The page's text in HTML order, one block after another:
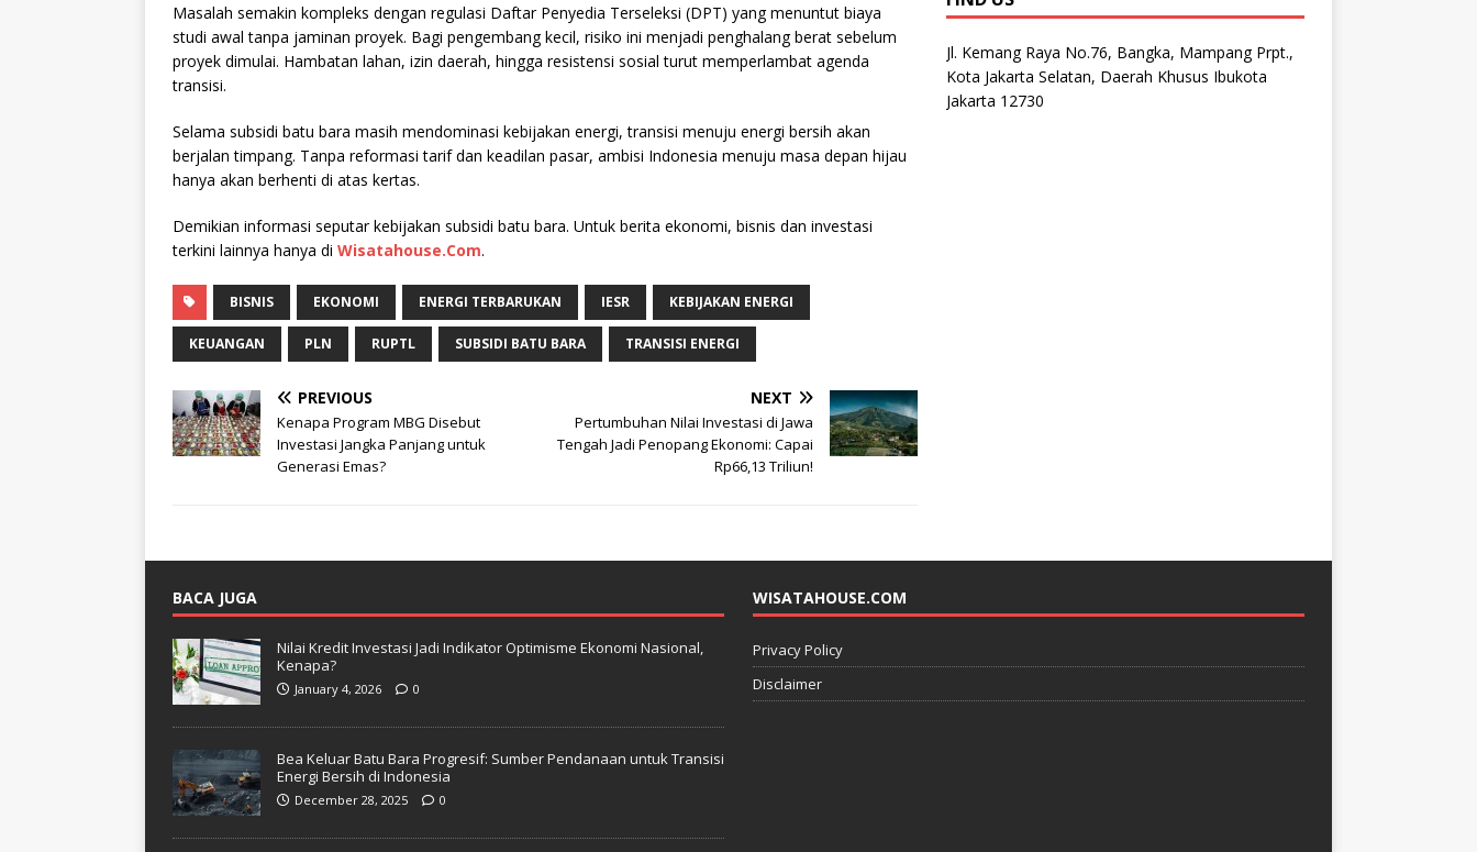
Masalah semakin kompleks dengan regulasi Daftar Penyedia Terseleksi (DPT) yang menuntut biaya
studi awal tanpa jaminan proyek. Bagi pengembang kecil, risiko ini menjadi penghalang berat sebelum
proyek dimulai. Hambatan lahan, izin daerah, hingga resistensi sosial turut memperlambat agenda
transisi.
Selama subsidi batu bara masih mendominasi kebijakan energi, transisi menuju energi bersih akan
berjalan timpang. Tanpa reformasi tarif dan keadilan pasar, ambisi Indonesia menuju masa depan hijau
hanya akan berhenti di atas kertas.
Demikian informasi seputar kebijakan subsidi batu bara. Untuk berita ekonomi, bisnis dan investasi
terkini lainnya hanya di Wisatahouse.Com.
BISNIS EKONOMI ENERGI TERBARUKAN IESR KEBIJAKAN ENERGI
KEUANGAN PLN RUPTL SUBSIDI BATU BARA TRANSISI ENERGI
PREVIOUS
Kenapa Program MBG Disebut
Investasi Jangka Panjang untuk
Generasi Emas?
NEXT
Pertumbuhan Nilai Investasi di Jawa
Tengah Jadi Penopang Ekonomi: Capai
Rp66,13 Triliun!
Jl. Kemang Raya No.76, Bangka, Mampang Prpt.,
Kota Jakarta Selatan, Daerah Khusus Ibukota
Jakarta 12730
BACA JUGA
Nilai Kredit Investasi Jadi Indikator Optimisme Ekonomi Nasional,
Kenapa?
January 4, 2026 0
Bea Keluar Batu Bara Progresif: Sumber Pendanaan untuk Transisi
Energi Bersih di Indonesia
December 28, 2025 0
WISATAHOUSE.COM
Privacy Policy
Disclaimer